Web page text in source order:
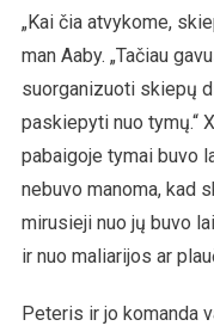
„Kai čia atvykome,
man Aaby. „Tačiau
suorganizuoti skiepų
paskiepyti nuo tymų.“
pabaigoje tymai buvo
nebuvo manoma, kad
mirusieji nuo jų buvo
ir nuo maliarijos ar
Peteris ir jo komanda